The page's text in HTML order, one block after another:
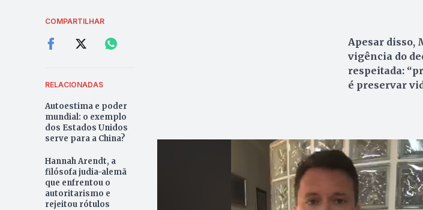
COMPARTILHAR
RELACIONADAS
Autoestima e poder
mundial: o exemplo
dos Estados Unidos
serve para a China?
Hannah Arendt, a
filósofa judia-alemã
que enfrentou o
autoritarismo e
rejeitou rótulos
Apesar disso,
vigência do
respeitada:
é preservar